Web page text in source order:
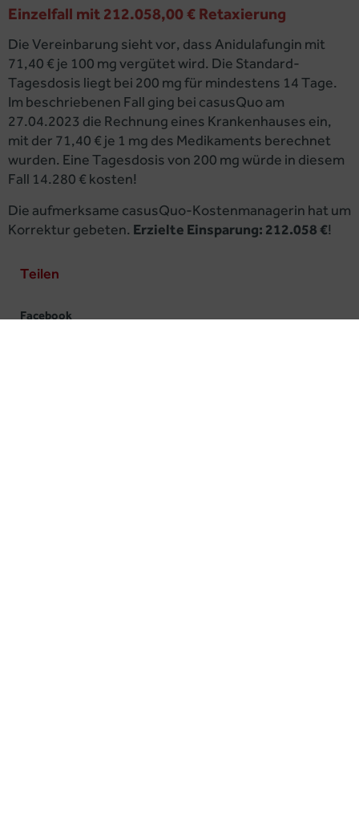
Einzelfall mit 212.058,00 € Retaxierung
Die Vereinbarung sieht vor, dass Anidulafungin mit
71,40 € je 100 mg vergütet wird. Die Standard-
Tagesdosis liegt bei 200 mg für mindestens 14 Tage.
Im beschriebenen Fall ging bei casusQuo am
27.04.2023 die Rechnung eines Krankenhauses ein,
mit der 71,40 € je 1 mg des Medikaments berechnet
wurden. Eine Tagesdosis von 200 mg würde in diesem
Fall 14.280 € kosten!
Die aufmerksame casusQuo-Kostenmanagerin hat um
Korrektur gebeten. Erzielte Einsparung: 212.058 €!
Teilen
Facebook